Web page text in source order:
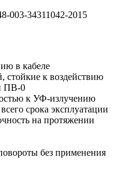
003-34311042-2015
в кабеле
к воздействию
ПВ-0
к УФ-излучению
срока эксплуатации
на протяжении
без применения